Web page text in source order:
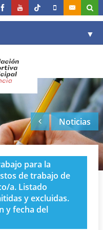
▼
▼
▼
Noticias
para la
de trabajo de
a. Listado
y excluidas.
y fecha del